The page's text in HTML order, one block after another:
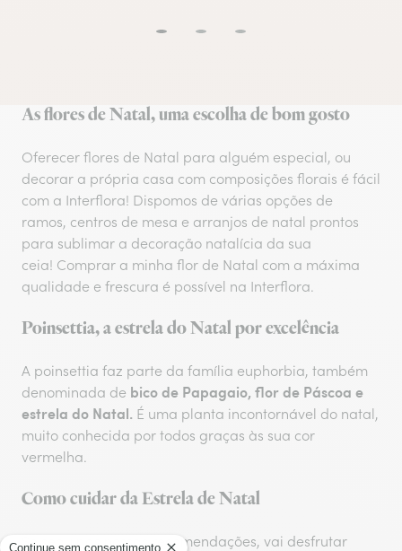
As flores de Natal, uma escolha de bom gosto
Oferecer flores de Natal para alguém especial, ou
decorar a própria casa com composições florais é fácil
com a Interflora! Dispomos de várias opções de
ramos, centros de mesa e arranjos de natal prontos
para sublimar a decoração natalícia da sua
ceia! Comprar a minha flor de Natal com a máxima
qualidade e frescura é possível na Interflora.
Poinsettia, a estrela do Natal por excelência
A poinsettia faz parte da família euphorbia, também
denominada de bico de Papagaio, flor de Páscoa e
estrela do Natal. É uma planta incontornável do natal,
muito conhecida por todos graças às sua cor
vermelha.
Como cuidar da Estrela de Natal
Se seguir as nossas recomendações, vai desfrutar